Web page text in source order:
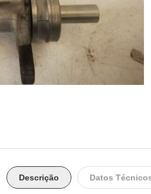
Descrição Datos